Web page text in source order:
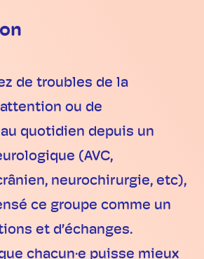
de troubles de la
ou de
quotidien depuis un
(AVC,
neurochirurgie, etc),
ce groupe comme un
et d’échanges.
chacun·e puisse mieux